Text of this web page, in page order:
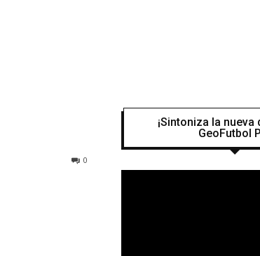
0
¡Sintoniza la
GeoFutbol